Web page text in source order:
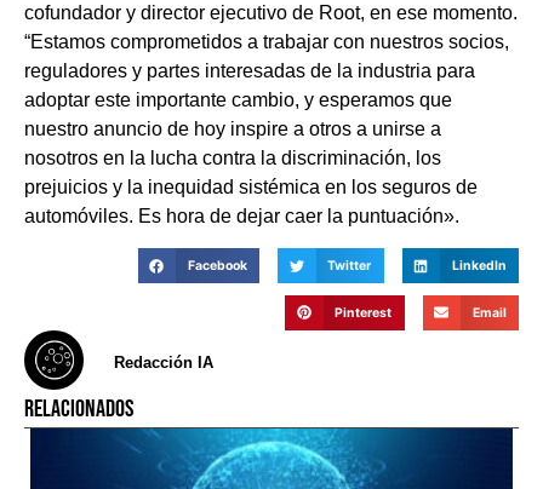
cofundador y director ejecutivo de Root, en ese momento.
“Estamos comprometidos a trabajar con nuestros socios,
reguladores y partes interesadas de la industria para
adoptar este importante cambio, y esperamos que
nuestro anuncio de hoy inspire a otros a unirse a
nosotros en la lucha contra la discriminación, los
prejuicios y la inequidad sistémica en los seguros de
automóviles. Es hora de dejar caer la puntuación».
Facebook Twitter LinkedIn
Pinterest Email
Redacción IA
RELACIONADOS